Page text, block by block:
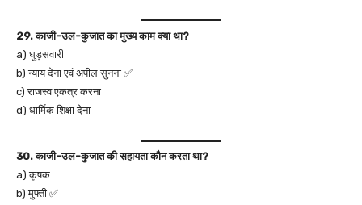
29. काजी-उल-कुजात का मुख्य काम क्या था?
a) घुड़सवारी
b) न्याय देना एवं अपील सुनना ✅
c) राजस्व एकत्र करना
d) धार्मिक शिक्षा देना
30. काजी-उल-कुजात की सहायता कौन करता था?
a) कृषक
b) मुफ्ती ✅